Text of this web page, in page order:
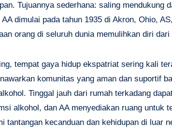
Tujuannya sederhana: saling mendukung
dimulai pada tahun 1935 di Akron, Ohio,
orang di seluruh dunia memulihkan diri
tempat gaya hidup ekspatriat sering kali
komunitas yang aman dan suportif
Tinggal jauh dari rumah terkadang
alkohol, dan AA menyediakan ruang untuk
tantangan kecanduan dan kehidupan di luar